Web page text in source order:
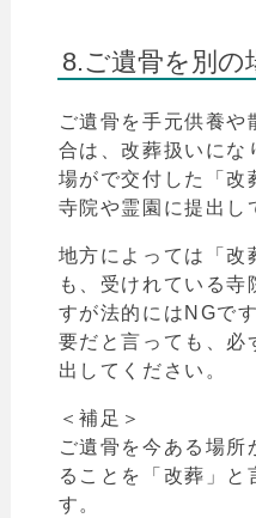
8.ご遺骨を別の
ご遺骨を手元供養や
合は、改葬扱いにな
場がで交付した「改
寺院や霊園に提出し
地方によっては 「改
も、受けれている寺
すが法的にはNGで
要だと言っても、必
出してください。
＜補足＞
ご遺骨を今ある場所
ることを
「 改葬」と
す。